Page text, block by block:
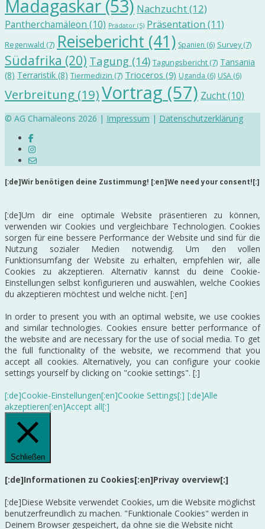
Madagaskar (53) Nachzucht(12)
Pantherchamäleon (10) Prädator (5) Präsentation (11)
Regenwald (7) Reisebericht (41) Spanien (6) Survey(7)
Südafrika (20) Tagung (14) Tagungsbericht (7) Tansania
(8) Terraristik (8) Tiermedizin (7) Trioceros (9) Uganda (6) USA (6)
Verbreitung (19)Vortrag (57) Zucht(10)
© AG Chamäleons 2026 | Impressum | Datenschutzerklärung
[:de]Wir benötigen deine Zustimmung! [:en]We need your consent![:]
[:de]Um dir eine optimale Website präsentieren zu können,
verwenden wir Cookies und vergleichbare Technologien. Cookies
sorgen für eine bessere Performance der Website und sind für die
Nutzung sozialer Medien notwendig. Um den vollen
Funktionsumfang der Website zu erhalten, empfehlen wir, alle
Cookies zu akzeptieren. Alternativ kannst du deine Cookie-
Einstellungen selbst konfigurieren und auswählen, welche Cookies
du akzeptieren möchtest und welche nicht. [:en]
In order to present you with an optimal website, we use cookies
and similar technologies. Cookies ensure better performance of
the website and are necessary for the use of social media. To get
the full functionality of the website, we recommend that you
accept all cookies. Alternatively, you can configure your cookie
settings yourself by clicking on "cookie settings". [:]
[:de]Cookie-Einstellungen[:en]Cookie Settings[:] [:de]Alle
akzeptieren[:en]Accept all[:]
Schließen
[:de]Informationen zu Cookies[:en]Privay overview[:]
[:de]Diese Website verwendet Cookies, um die Website möglichst
benutzerfreundlich zu machen. "Funktionale Cookies" werden in
Deinem Browser gespeichert, da ohne sie die Website nicht